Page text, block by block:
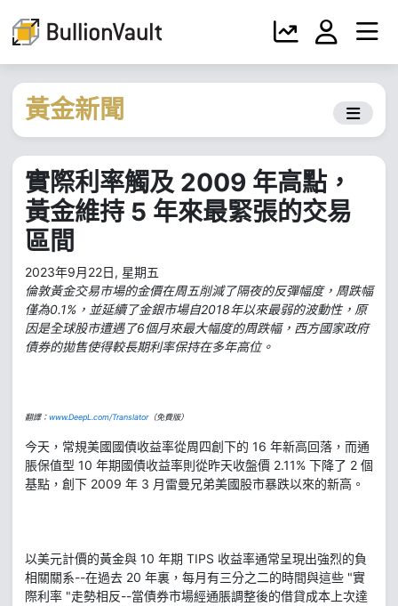
黃金新聞
實際利率觸及 2009 年高點，
黃金維持 5 年來最緊張的交易
區間
2023年9月22日, 星期五
倫敦黃金交易市場的金價在周五削減了隔夜的反彈幅度，周跌幅
僅為0.1%，並延續了金銀市場自2018年以來最弱的波動性，原
因是全球股市遭遇了6個月來最大幅度的周跌幅，西方國家政府
債券的拋售使得較長期利率保持在多年高位。
翻譯：www.DeepL.com/Translator（免費版）
今天，常規美國國債收益率從周四創下的 16 年新高回落，而通
脹保值型 10 年期國債收益率則從昨天收盤價 2.11% 下降了 2 個
基點，創下 2009 年 3 月雷曼兄弟美國股市暴跌以來的新高。
以美元計價的黃金與 10 年期 TIPS 收益率通常呈現出強烈的負
相關關系--在過去 20 年裏，每月有三分之二的時間與這些 "實
際利率 "走勢相反--當債券市場經通脹調整後的借貸成本上次達